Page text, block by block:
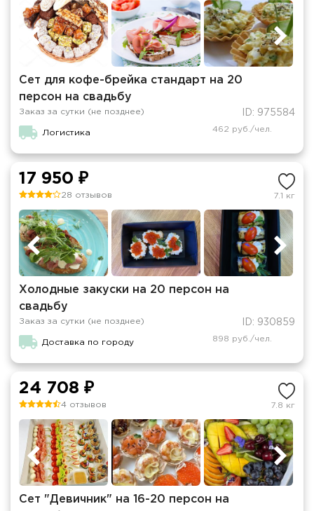
Сет для кофе-брейка стандарт на 20
персон на свадьбу
Заказ за сутки (не позднее) ID: 975584
Логистика 462 руб./чел.
17 950 ₽
28 отзывов 7.1 кг
Холодные закуски на 20 персон на
свадьбу
Заказ за сутки (не позднее) ID: 930859
Доставка по городу 898 руб./чел.
24 708 ₽
4 отзывов 7.8 кг
Сет "Девичник" на 16-20 персон на